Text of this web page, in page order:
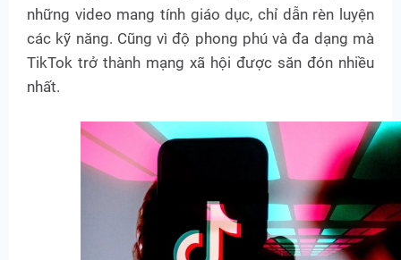
những video mang tính giáo dục, chỉ dẫn rèn luyện
các kỹ năng. Cũng vì độ phong phú và đa dạng mà
TikTok trở thành mạng xã hội được săn đón nhiều
nhất.